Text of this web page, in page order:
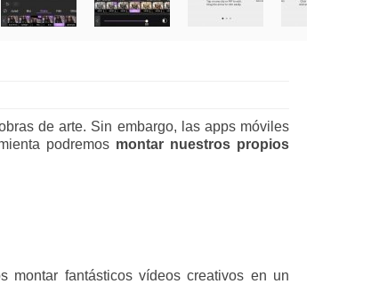
de arte. Sin embargo, las apps móviles
podremos montar nuestros propios
montar fantásticos vídeos creativos en un